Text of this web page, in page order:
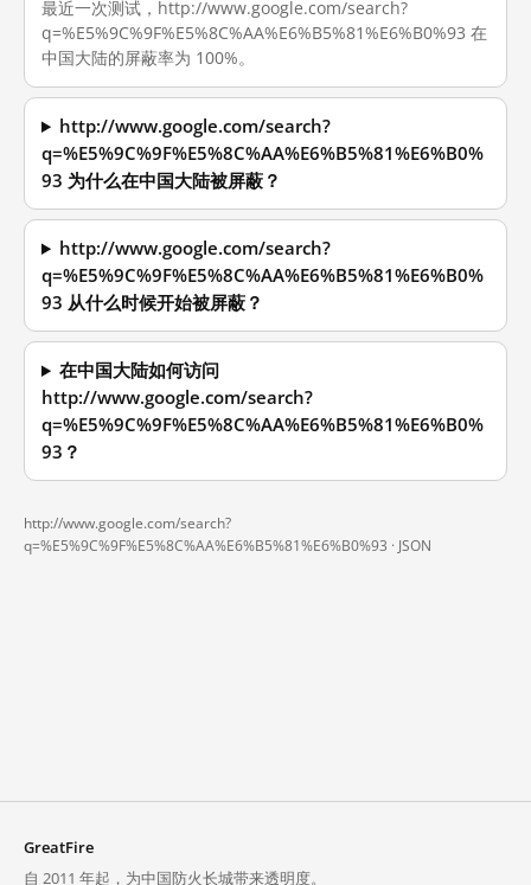
最近一次测试，http://www.google.com/search?
q=%E5%9C%9F%E5%8C%AA%E6%B5%81%E6%B0%93 在
中国大陆的屏蔽率为 100%。
http://www.google.com/search?
q=%E5%9C%9F%E5%8C%AA%E6%B5%81%E6%B0%
93 为什么在中国大陆被屏蔽？
http://www.google.com/search?
q=%E5%9C%9F%E5%8C%AA%E6%B5%81%E6%B0%
93 从什么时候开始被屏蔽？
在中国大陆如何访问
http://www.google.com/search?
q=%E5%9C%9F%E5%8C%AA%E6%B5%81%E6%B0%
93？
http://www.google.com/search?
q=%E5%9C%9F%E5%8C%AA%E6%B5%81%E6%B0%93 · JSON
GreatFire
自 2011 年起，为中国防火长城带来透明度。